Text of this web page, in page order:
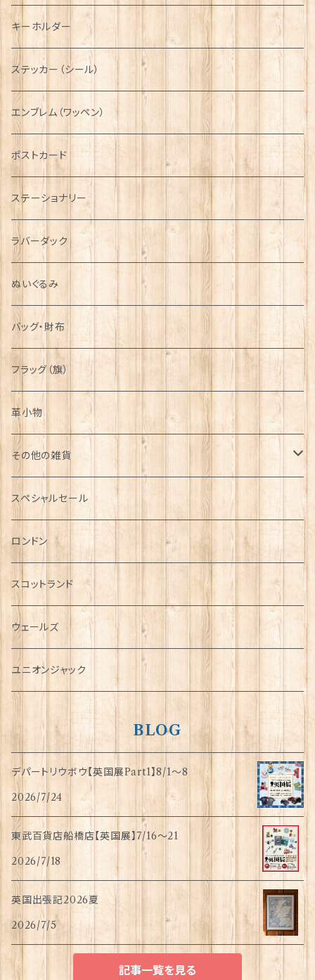
ディアストーカー
ニット帽
タータン【Glencroft】
ボタンラップマフラー【Aran Traditions】
スカーフ
ファッションマスク
その他のアクセサリー
ラブスプーン【PAUL CURTIS】
ティーコジー
その他テーブルウェア
乗り物
動物＆植物
国旗＆紋章
音楽＆楽器
運動＆人物
シンボル
ミリタリー
NAVY
AIRFORCE
ARMY
ピューター
キーホルダー
ステッカー（シール）
エンブレム（ワッペン）
ポストカード
ステーショナリー
ラバーダック
ぬいぐるみ
バッグ・財布
フラッグ（旗）
革小物
その他の雑貨
ミニカー
チャーム
犬グッズ
傘
指貫(シンブル)
スペシャルセール
ロンドン
スコットランド
ウェールズ
ユニオンジャック
BLOG
デパートリウボウ【英国展Part1】8/1〜8
2026/7/24
東武百貨店船橋店【英国展】7/16～21
2026/7/18
英国出張記2026夏
2026/7/5
記事一覧を見る